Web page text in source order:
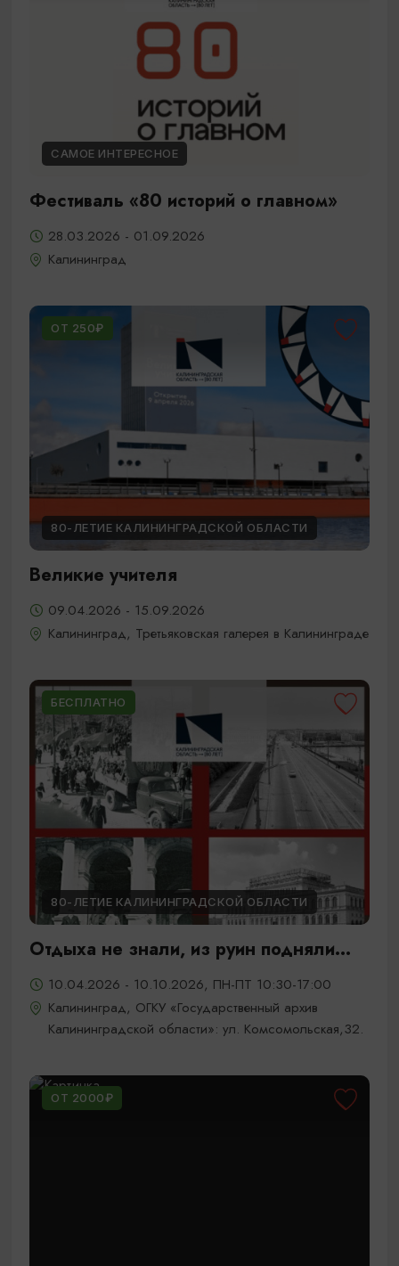
САМОЕ ИНТЕРЕСНОЕ
Фестиваль «80 историй о главном»
28.03.2026 - 01.09.2026
Калининград
ОТ 250₽
80-ЛЕТИЕ КАЛИНИНГРАДСКОЙ ОБЛАСТИ
Великие учителя
09.04.2026 - 15.09.2026
Калининград, Третьяковская галерея в Калининграде
БЕСПЛАТНО
80-ЛЕТИЕ КАЛИНИНГРАДСКОЙ ОБЛАСТИ
Отдыха не знали, из руин подняли...
10.04.2026 - 10.10.2026, ПН-ПТ 10:30-17:00
Калининград, ОГКУ «Государственный архив
Калининградской области»: ул. Комсомольская,32.
ОТ 2000₽